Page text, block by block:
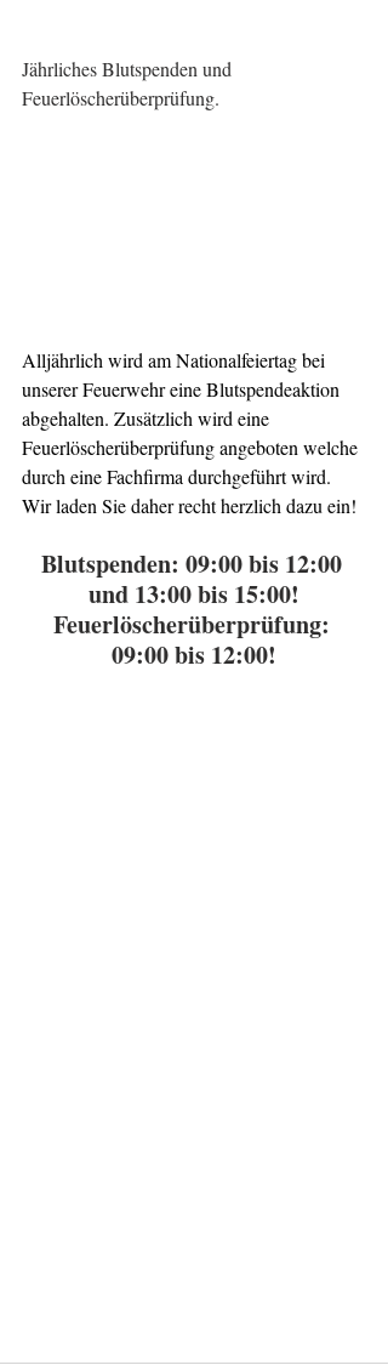
Jährliches Blutspenden und
Feuerlöscherüberprüfung.
Alljährlich wird am Nationalfeiertag bei
unserer Feuerwehr eine Blutspendeaktion
abgehalten. Zusätzlich wird eine
Feuerlöscherüberprüfung angeboten welche
durch eine Fachfirma durchgeführt wird.
Wir laden Sie daher recht herzlich dazu ein!
Blutspenden: 09:00 bis 12:00
und 13:00 bis 15:00!
Feuerlöscherüberprüfung:
09:00 bis 12:00!